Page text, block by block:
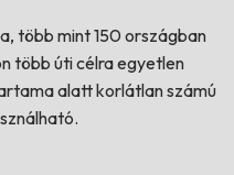
több mint 150 országban
több úti célra egyetlen
alatt korlátlan számú